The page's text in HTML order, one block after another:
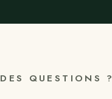
DES QUESTIONS ?